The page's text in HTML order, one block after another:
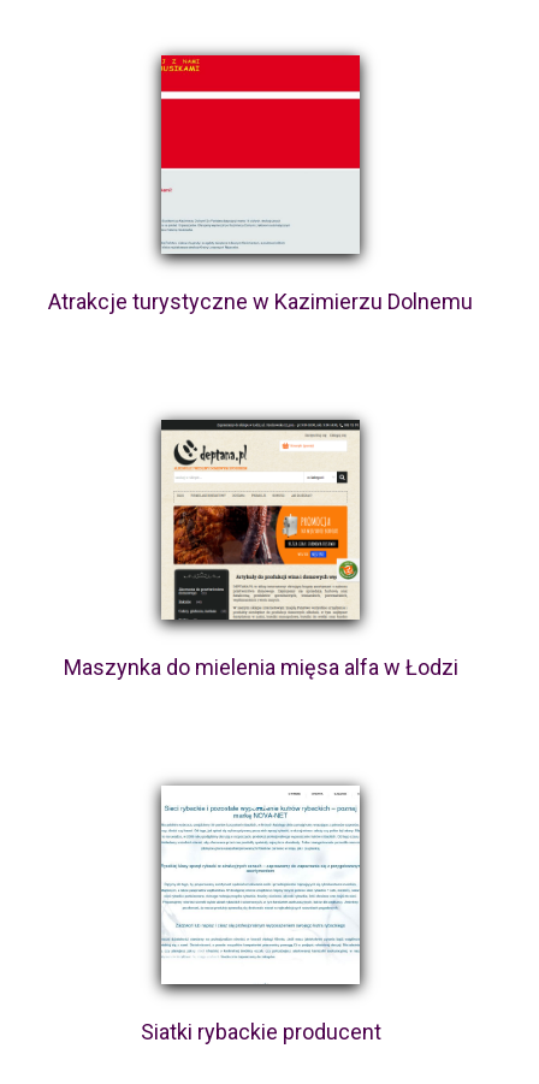
Atrakcje turystyczne w Kazimierzu Dolnemu
Maszynka do mielenia mięsa alfa w Łodzi
Siatki rybackie producent